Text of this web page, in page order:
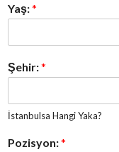
Yaş:*
Şehir:*
İstanbulsa Hangi Yaka?
Pozisyon:*